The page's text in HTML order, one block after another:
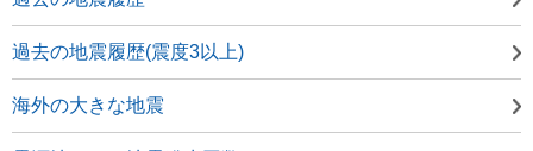
過去の地震履歴(震度3以上)
海外の大きな地震